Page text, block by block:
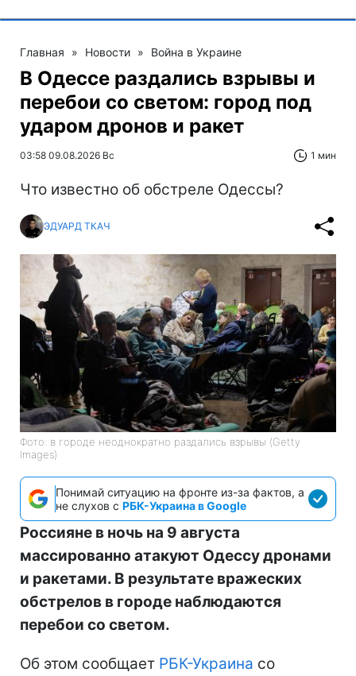
Главная » Новости » Война в Украине
В Одессе раздались взрывы и
перебои со светом: город под
ударом дронов и ракет
03:58 09.08.2026 Вс 1 мин
Что известно об обстреле Одессы?
ЭДУАРД ТКАЧ
Фото: в городе неоднократно раздались взрывы (Getty
Images)
Понимай ситуацию на фронте из-за фактов, а
не слухов с РБК-Украина в Google
Россияне в ночь на 9 августа
массированно атакуют Одессу дронами
и ракетами. В результате вражеских
обстрелов в городе наблюдаются
перебои со светом.
Об этом сообщает РБК-Украина со